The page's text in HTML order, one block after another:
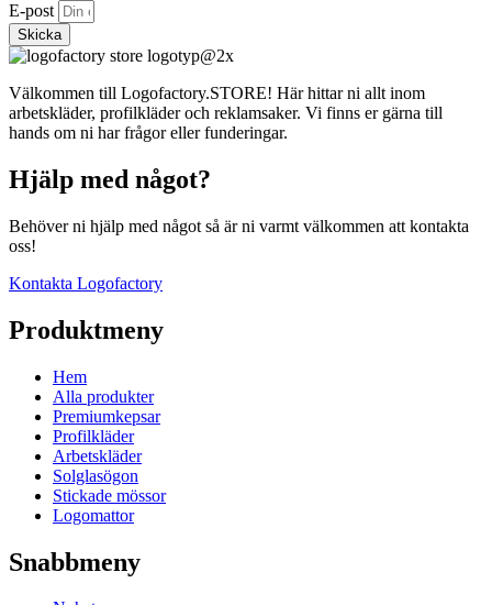
E-post
Skicka
Välkommen till Logofactory.STORE! Här hittar ni allt inom
arbetskläder, profilkläder och reklamsaker. Vi finns er gärna till
hands om ni har frågor eller funderingar.
Hjälp med något?
Behöver ni hjälp med något så är ni varmt välkommen att kontakta
oss!
Kontakta Logofactory
Produktmeny
Hem
Alla produkter
Premiumkepsar
Profilkläder
Arbetskläder
Solglasögon
Stickade mössor
Logomattor
Snabbmeny